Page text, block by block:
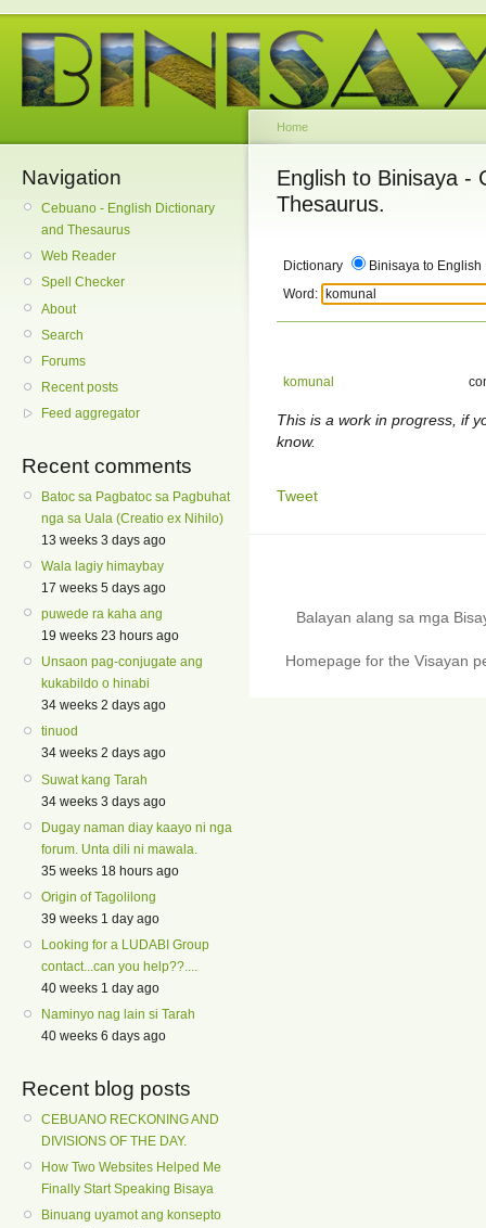
Navigation
Cebuano - English Dictionary
and Thesaurus
Web Reader
Spell Checker
About
Search
Forums
Recent posts
Feed aggregator
Recent comments
Batoc sa Pagbatoc sa Pagbuhat
nga sa Uala (Creatio ex Nihilo)
13 weeks 3 days ago
Wala lagiy himaybay
17 weeks 5 days ago
puwede ra kaha ang
19 weeks 23 hours ago
Unsaon pag-conjugate ang
kukabildo o hinabi
34 weeks 2 days ago
tinuod
34 weeks 2 days ago
Suwat kang Tarah
34 weeks 3 days ago
Dugay naman diay kaayo ni nga
forum. Unta dili ni mawala.
35 weeks 18 hours ago
Origin of Tagolilong
39 weeks 1 day ago
Looking for a LUDABI Group
contact...can you help??....
40 weeks 1 day ago
Naminyo nag lain si Tarah
40 weeks 6 days ago
Recent blog posts
CEBUANO RECKONING AND
DIVISIONS OF THE DAY.
How Two Websites Helped Me
Finally Start Speaking Bisaya
Binuang uyamot ang konsepto
Home
English to Binisaya -
Thesaurus.
Dictionary
Binisaya to English
Word:
komunal
This is a work in progress, if
know.
Tweet
Balayan alang sa mga
Homepage for the Visayan